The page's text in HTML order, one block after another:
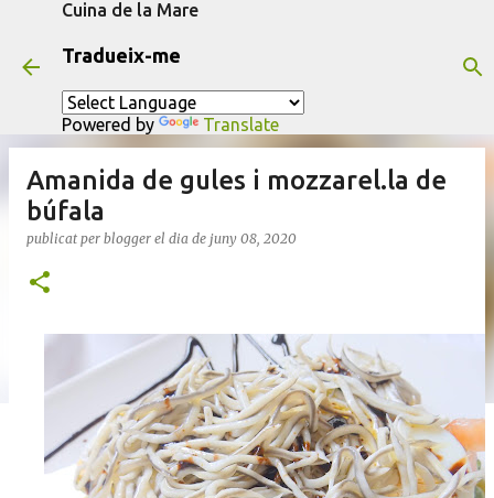
Cuina de la Mare
Tradueix-me
Powered by Translate
Amanida de gules i mozzarel.la de
búfala
publicat per blogger el dia de juny 08, 2020